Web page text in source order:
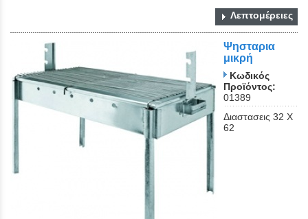
Λεπτομέρειες
Ψησταρια
μικρή
Κωδικός
Προϊόντος:
01389
Διαστασεις 32 Χ
62